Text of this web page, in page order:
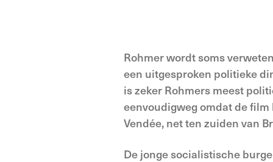
Rohmer wordt soms
een uitgesproken politieke
is zeker Rohmers meest
eenvoudigweg omdat de
Vendée, net ten zuiden van
De jonge socialistische